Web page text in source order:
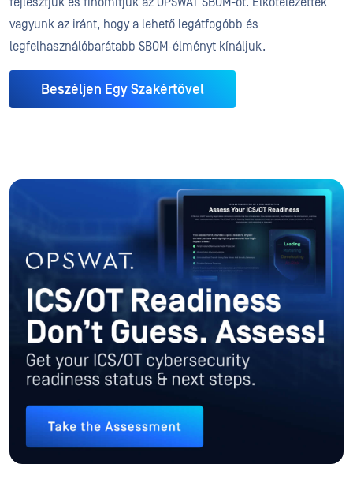
vagyunk az iránt, hogy a lehető legátfogóbb és
legfelhasználóbarátabb SBOM-élményt kínáljuk.
Beszéljen Egy Szakértővel